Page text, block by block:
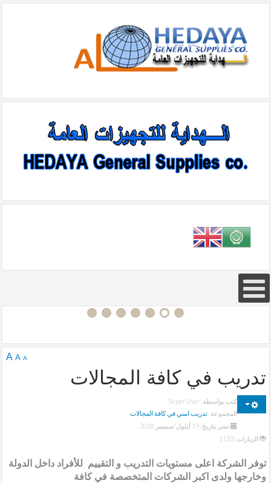
A
A
A
تدريب في كافة المجالات
كتب بواسطة: Super User
المجموعة:تدريب امني في كافة المجالات
نشر بتاريخ: 19 أيلول/سبتمبر 2018
الزيارات: 1153
توفر الشركة اعلى مستويات التدريب و التقييم للأفراد داخل الدولة
وخارجها ولدى اكبر الشركات المتخصصة في كافة